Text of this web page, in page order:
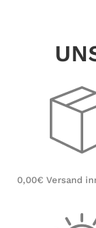
0,00€ Versand